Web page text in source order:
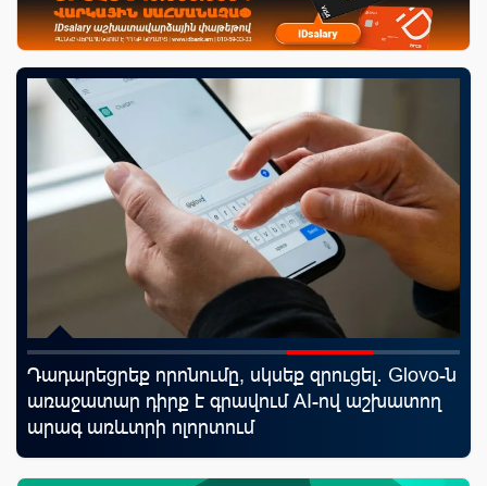
Դադարեցրեք որոնումը, սկսեք զրուցել․ Glovo-ն
առաջատար դիրք է գրավում AI-ով աշխատող
արագ առևտրի ոլորտում